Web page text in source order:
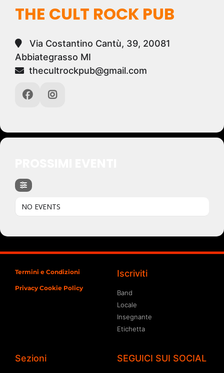
THE CULT ROCK PUB
Via Costantino Cantù, 39, 20081
Abbiategrasso MI
thecultrockpub@gmail.com
NO EVENTS
Termini e Condizioni
Privacy Cookie Policy
Iscriviti
Band
Locale
Insegnante
Etichetta
Sezioni SEGUICI SUI SOCIAL